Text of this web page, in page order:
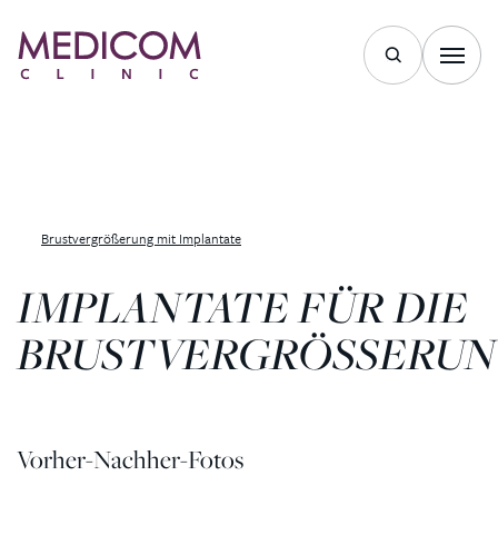
Brustvergrößerung mit Implantate
IMPLANTATE FÜR DIE
Vorher-Nachher-Fotos